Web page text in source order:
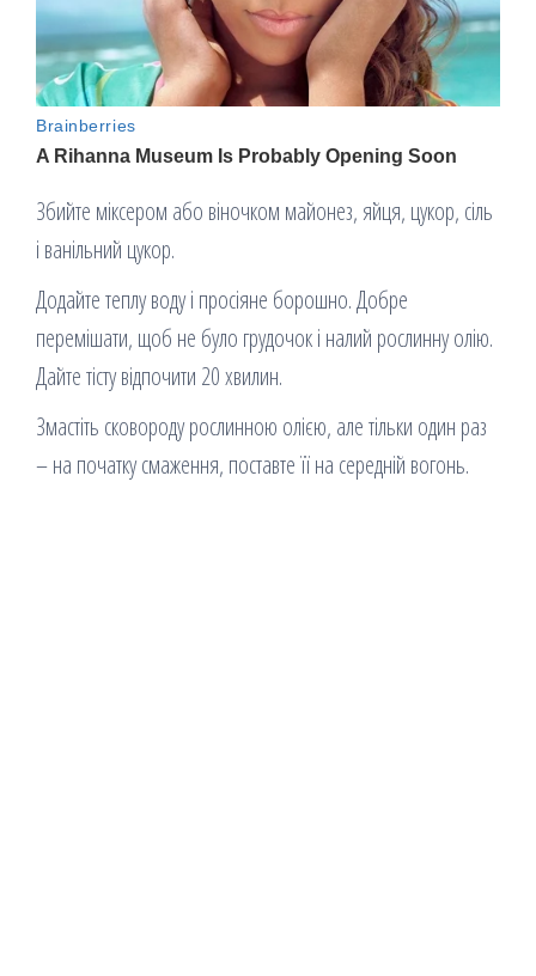
Збийте міксером або віночком майонез, яйця, цукор, сіль
і ванільний цукор.
Додайте теплу воду і просіяне борошно. Добре
перемішати, щоб не було грудочок і налий рослинну олію.
Дайте тісту відпочити 20 хвилин.
Змастіть сковороду рослинною олією, але тільки один раз
– на початку смаження, поставте її на середній вогонь.